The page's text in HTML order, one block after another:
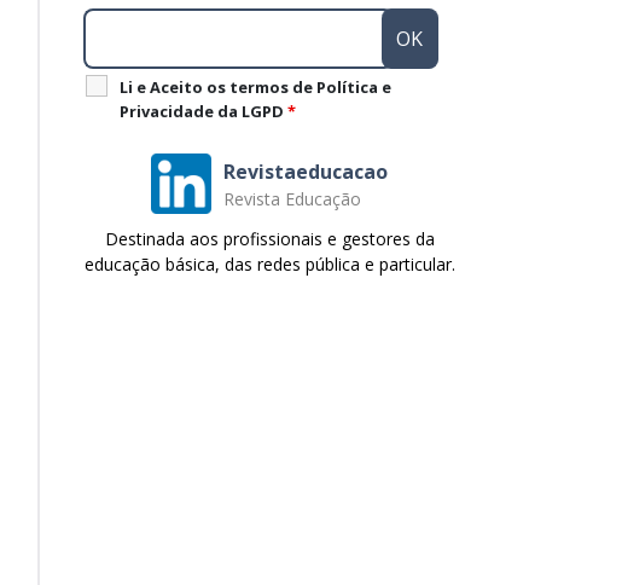
Li e Aceito os termos de Política e
Privacidade da LGPD *
Revistaeducacao
Revista Educação
Destinada aos profissionais e gestores da
educação básica, das redes pública e particular.